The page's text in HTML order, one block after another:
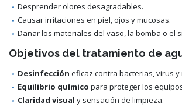
Desprender olores desagradables.
Causar irritaciones en piel, ojos y mucosas.
Dañar los materiales del vaso, la bomba o el
Objetivos del tratamiento de
Desinfección eficaz contra bacterias, virus
Equilibrio químico para proteger los
Claridad visual y sensación de limpieza.